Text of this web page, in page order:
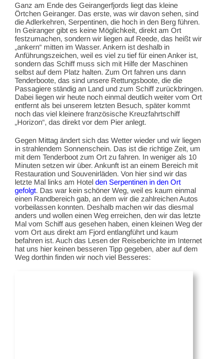
Ganz am Ende des Geirangerfjords liegt das kleine
Örtchen Geiranger. Das erste, was wir davon sehen, sind
die Adlerkehren, Serpentinen, die hoch in den Berg führen.
In Geiranger gibt es keine Möglichkeit, direkt am Ort
festzumachen, sondern wir liegen auf Reede, das heißt wir
„ankern“ mitten im Wasser. Ankern ist deshalb in
Anführungszeichen, weil es viel zu tief für einen Anker ist,
sondern das Schiff muss sich mit Hilfe der Maschinen
selbst auf dem Platz halten. Zum Ort fahren uns dann
Tenderboote, das sind unsere Rettungsboote, die die
Passagiere ständig an Land und zum Schiff zurückbringen.
Dabei liegen wir heute noch einmal deutlich weiter vom Ort
entfernt als bei unserem letzten Besuch, später kommt
noch das viel kleinere französische Kreuzfahrtschiff
„Horizon“, das direkt vor dem Pier anlegt.
Gegen Mittag ändert sich das Wetter wieder und wir liegen
in strahlendem Sonnenschein. Das ist die richtige Zeit, um
mit dem Tenderboot zum Ort zu fahren. In weniger als 10
Minuten setzen wir über. Ankunft ist an einem Bereich mit
Restauration und Souvenirläden. Von hier sind wir das
letzte Mal links am Hotel den Serpentinen in den Ort
gefolgt. Das war kein schöner Weg, weil es kaum einmal
einen Randbereich gab, an dem wir die zahlreichen Autos
vorbeilassen konnten. Deshalb machen wir das diesmal
anders und wollen einen Weg erreichen, den wir das letzte
Mal vom Schiff aus gesehen haben, einen kleinen Weg der
vom Ort aus direkt am Fjord entlangführt und kaum
befahren ist. Auch das Lesen der Reiseberichte im Internet
hat uns hier keinen besseren Tipp gegeben, aber auf dem
Weg dorthin finden wir noch viel Besseres: